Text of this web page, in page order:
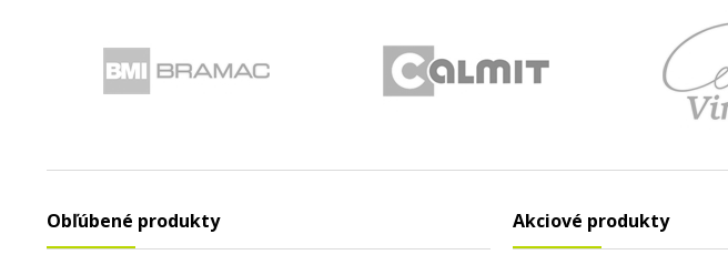
Obľúbené produkty Akciové produkty